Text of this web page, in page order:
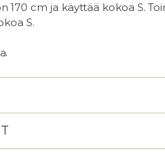
170 cm ja käyttää kokoa S.
S.